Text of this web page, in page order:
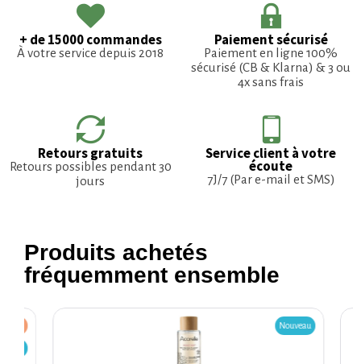
+ de 15000 commandes
À votre service depuis 2018
Paiement sécurisé
Paiement en ligne 100%
sécurisé (CB & Klarna) & 3 ou
4x sans frais
Retours gratuits
Retours possibles pendant 30
jours
Service client à votre
écoute
7J/7 (Par e-mail et SMS)
Produits achetés
fréquemment ensemble
Nouveau